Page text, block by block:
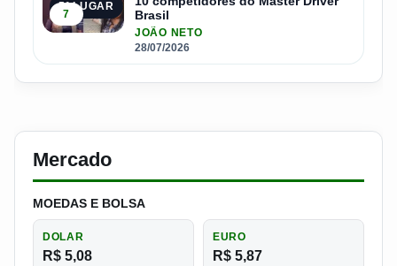
5º LUGAR
7
Brasil
JOÃO NETO
28/07/2026
Mercado
MOEDAS E BOLSA
DOLAR
R$ 5,08
EURO
R$ 5,87